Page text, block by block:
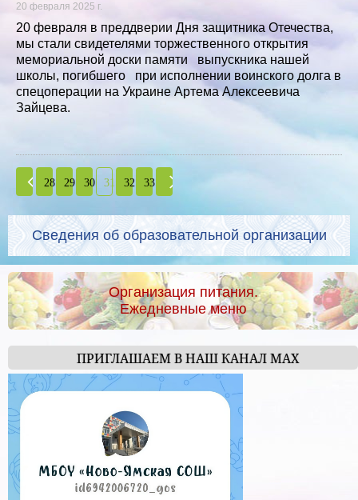
20 февраля 2025 г.
20 февраля в преддверии Дня защитника Отечества,
мы стали свидетелями торжественного открытия
мемориальной доски памяти выпускника нашей
школы, погибшего при исполнении воинского долга в
спецоперации на Украине Артема Алексеевича
Зайцева.
28 29 30 31 32 33
Сведения об образовательной организации
Организация питания.
Ежедневные меню
ПРИГЛАШАЕМ В НАШ КАНАЛ МАХ